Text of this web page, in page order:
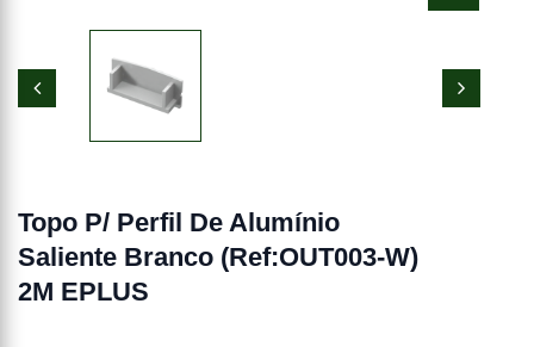
Topo P/ Perfil De Alumínio
Saliente Branco (Ref:OUT003-W)
2M EPLUS